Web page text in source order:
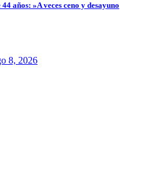
años: »A veces ceno y desayuno
8, 2026